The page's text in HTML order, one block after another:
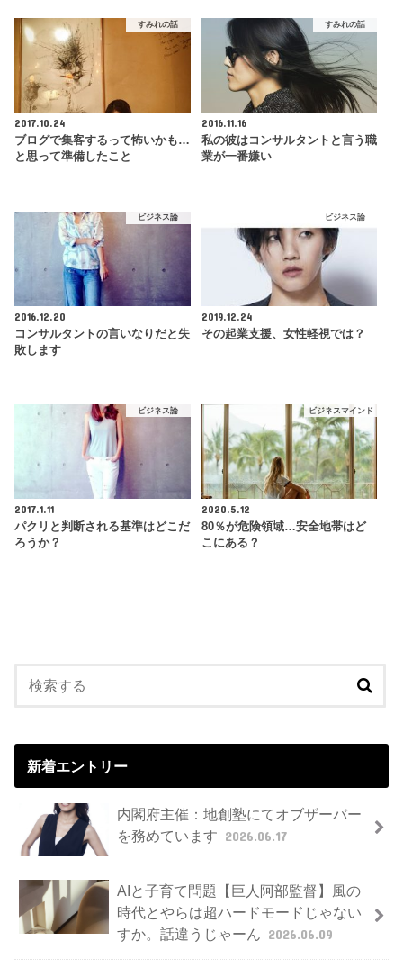
すみれの話
2017.10.24
ブログで集客するって怖いかも…
と思って準備したこと
すみれの話
2016.11.16
私の彼はコンサルタントと言う職
業が一番嫌い
ビジネス論
2016.12.20
コンサルタントの言いなりだと失
敗します
ビジネス論
2019.12.24
その起業支援、女性軽視では？
ビジネス論
2017.1.11
パクリと判断される基準はどこだ
ろうか？
ビジネスマインド
2020.5.12
80％が危険領域…安全地帯はど
こにある？
新着エントリー
内閣府主催：地創塾にてオブザーバー
を務めています 2026.06.17
AIと子育て問題【巨人阿部監督】風の
時代とやらは超ハードモードじゃない
すか。話違うじゃーん 2026.06.09